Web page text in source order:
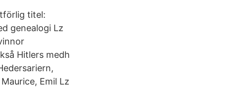
titel:
genealogi Lz
Hitlers medh
Emil Lz